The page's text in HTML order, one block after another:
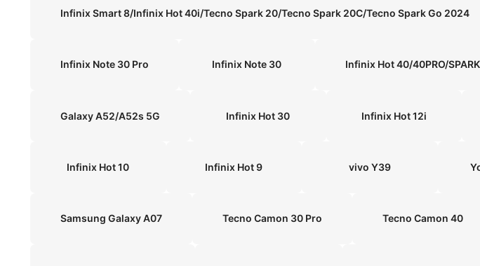
Infinix Smart 8/Infinix Hot 40i/Tecno Spark 20/Tecno Spark 20C/Tecno Spark Go 2024
Infinix Note 30 Pro Infinix Note 30 Infinix Hot 40/40PRO/
Galaxy A52/A52s 5G Infinix Hot 30 Infinix Hot 12i
Infinix Hot 10 Infinix Hot 9 vivo Y39
Samsung Galaxy A07 Tecno Camon 30 Pro Tecno Camon 40